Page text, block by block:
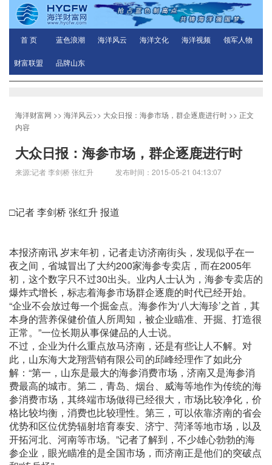
首 页 蓝色浪潮 海洋风云 海洋文化 海洋视频 领军人物
财富联盟 品牌山东
海洋财富网 >> 海洋风云>> 大众日报：海参市场，群企逐鹿进行时 >> 正文
内容
大众日报：海参市场，群企逐鹿进行时
来源:记者 李剑桥 张红升 发布时间：2015-05-21 04:13:07
□记者 李剑桥 张红升 报道
本报济南讯 岁末年初，记者走访济南街头，发现似乎在一
夜之间，省城冒出了大约200家海参专卖店，而在2005年
初，这个数字只不过30出头。业内人士认为，海参专卖店的
爆炸式增长，标志着海参市场群企逐鹿的时代已经开始。
“企业不会放过每一个掘金点。海参作为‘八大海珍’之首，其
本身的营养保健价值人所周知，被企业瞄准、开掘、打造很
正常。”一位长期从事保健品的人士说。
不过，企业为什么重点放马济南，还是有些让人不解。对
此，山东海大龙翔营销有限公司的邱峰经理作了如此分
解：“第一，山东是最大的海参消费市场，济南又是海参消
费最高的城市。第二，青岛、烟台、威海等地作为传统的海
参消费市场，其终端市场做得已经很大，市场比较净化，价
格比较均衡，消费也比较理性。第三，可以依靠济南的省会
优势和区位优势辐射培育泰安、济宁、菏泽等地市场，以及
开拓河北、河南等市场。”记者了解到，不少雄心勃勃的海
参企业，眼光瞄准的是全国市场，而济南正是他们的突破点